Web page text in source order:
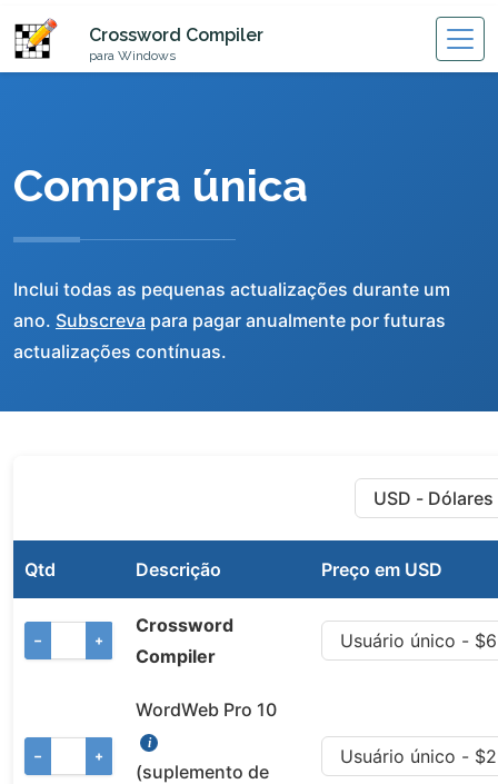
Crossword Compiler
para Windows
Compra única
Inclui todas as pequenas actualizações durante um
ano. Subscreva para pagar anualmente por futuras
actualizações contínuas.
Qtd Descrição Preço em USD
− +
Crossword
Compiler
− +
WordWeb Pro 10
(suplemento de